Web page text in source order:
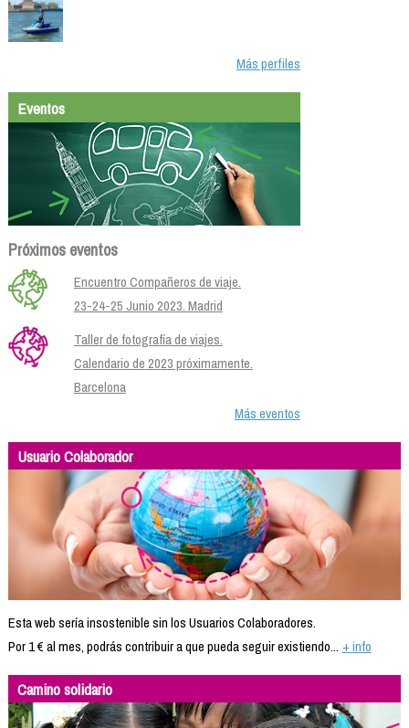
Más perfiles
Eventos
Próximos eventos
Encuentro Compañeros de viaje.
23-24-25 Junio 2023. Madrid
Taller de fotografía de viajes.
Calendario de 2023 próximamente.
Barcelona
Más eventos
Usuario Colaborador
Esta web sería insostenible sin los Usuarios Colaboradores.
Por 1 € al mes, podrás contribuir a que pueda seguir existiendo... + info
Camino solidario